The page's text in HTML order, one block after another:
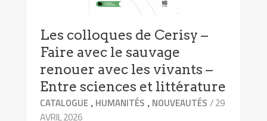
Les colloques de Cerisy –
Faire avec le sauvage
renouer avec les vivants –
Entre sciences et littérature
CATALOGUE , HUMANITÉS , NOUVEAUTÉS / 29
AVRIL 2026